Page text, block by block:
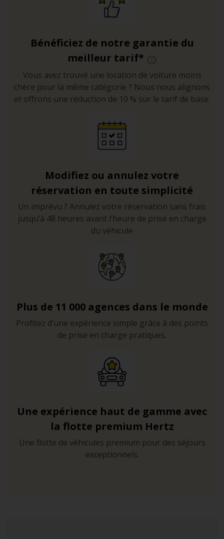
Bénéficiez de notre garantie du
meilleur tarif*
Vous avez trouvé une location de voiture moins
chère pour la même catégorie ? Nous nous alignons
et offrons une réduction de 10 % sur le tarif de base.
Modifiez ou annulez votre
réservation en toute simplicité
Un imprévu ? Annulez votre réservation sans frais
jusqu’à 48 heures avant l’heure de prise en charge
du véhicule
Plus de 11 000 agences dans le monde
Profitez d’une expérience simple grâce à des points
de prise en charge pratiques.
Une expérience haut de gamme avec
la flotte premium Hertz
Une flotte de véhicules premium pour des séjours
exceptionnels.